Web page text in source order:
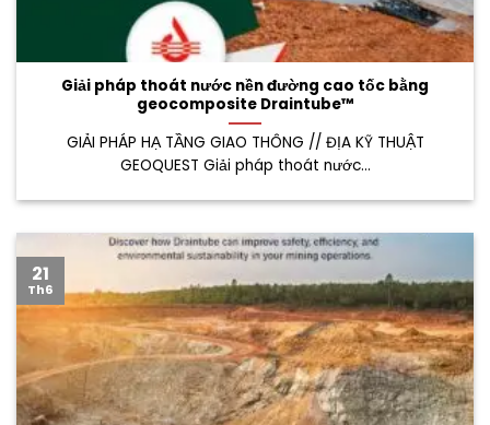
Giải pháp thoát nước nền đường cao tốc bằng
geocomposite Draintube™
GIẢI PHÁP HẠ TẦNG GIAO THÔNG // ĐỊA KỸ THUẬT
GEOQUEST Giải pháp thoát nước...
21
Th6